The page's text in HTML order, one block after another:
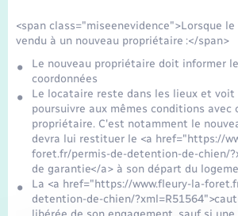
<span class="miseenevidence">Lorsque
vendu à un nouveau propriétaire :</span>
Le nouveau propriétaire doit informer
coordonnées
Le locataire reste dans les lieux et voit
poursuivre aux mêmes conditions avec
propriétaire. C'est notamment le
devra lui restituer le <a href="https://
foret.fr/permis-de-detention-de-chien/
de garantie</a> à son départ du
La <a href="https://www.fleury-la-
detention-de-chien/